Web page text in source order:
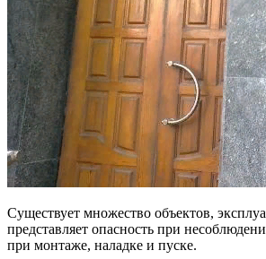
Существует множество объектов,
представляет опасность при
при монтаже, наладке и пуске.